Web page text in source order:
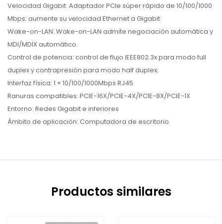
Velocidad Gigabit: Adaptador PCIe súper rápido de 10/100/1000
Mbps: aumente su velocidad Ethernet a Gigabit
Wake-on-LAN: Wake-on-LAN admite negociación automática y
MDI/MDIX automático.
Control de potencia: control de flujo IEEE802.3x para modo full
duplex y contrapresión para modo half duplex;
Interfaz física: 1 × 10/100/1000Mbps RJ45
Ranuras compatibles: PCIE-16X/PCIE-4X/PCIE-8X/PCIE-1X
Entorno: Redes Gigabit e inferiores
Ámbito de aplicación: Computadora de escritorio
Productos similares